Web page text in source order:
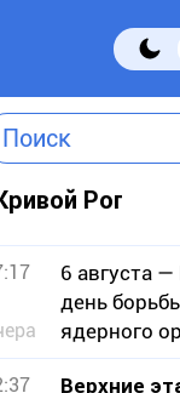
Поиск
Рог
6 августа
день
ядерного
Верхние